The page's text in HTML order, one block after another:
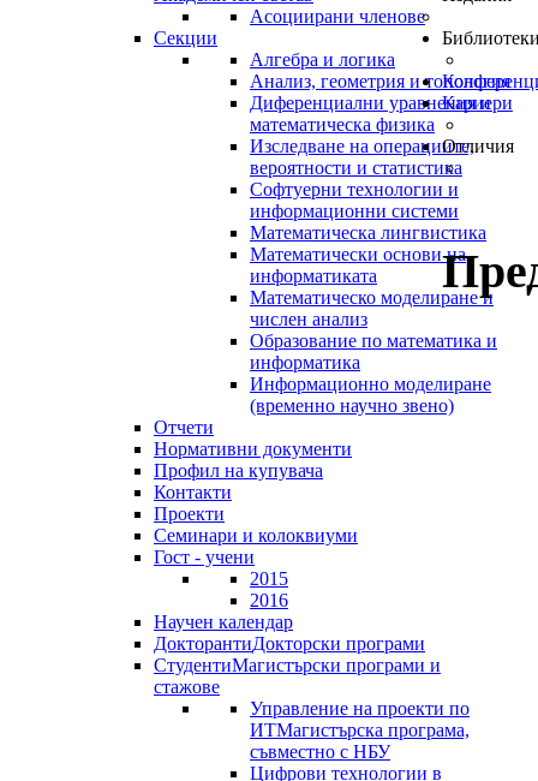
Асоциирани членове
Секции
Алгебра и логика
Анализ, геометрия и топология
Диференциални уравнения и
математическа физика
Изследване на операциите,
вероятности и статистика
Софтуерни технологии и
информационни системи
Математическа лингвистика
Математически основи на
информатиката
Математическо моделиране и
числен анализ
Образование по математика и
информатика
Информационно моделиране
(временно научно звено)
Отчети
Нормативни документи
Профил на купувача
Контакти
Проекти
Семинари и колоквиуми
Гост - учени
2015
2016
Научен календар
ДокторантиДокторски програми
СтудентиМагистърски програми и
стажове
Управление на проекти по
ИТМагистърска програма,
съвместно с НБУ
Цифрови технологии в
Кариери
Отличия